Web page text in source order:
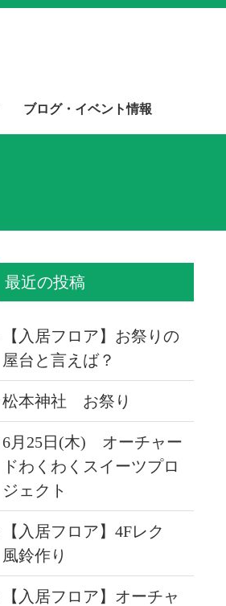
ブログ・イベント情報
最近の投稿
【入居フロア】お祭りの
屋台と言えば？
松本神社 お祭り
6月25日(木) オーチャー
ドわくわくスイーツプロ
ジェクト
【入居フロア】4Fレク
風鈴作り
【入居フロア】オーチャ